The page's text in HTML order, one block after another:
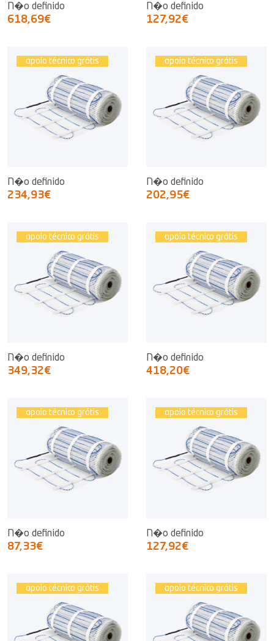
N�o definido
618,69€
N�o definido
127,92€
apoio técnico grátis
N�o definido
234,93€
apoio técnico grátis
N�o definido
202,95€
apoio técnico grátis
N�o definido
349,32€
apoio técnico grátis
N�o definido
418,20€
apoio técnico grátis
N�o definido
87,33€
apoio técnico grátis
N�o definido
127,92€
apoio técnico grátis apoio técnico grátis